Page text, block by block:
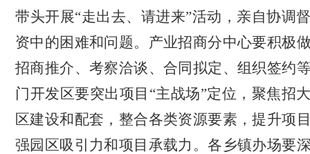
带头开展“走出去、请进来”活动，亲自协调
资中的困难和问题。产业招商分中心要积极
招商推介、考察洽谈、合同拟定、组织签约
门开发区要突出项目“主战场”定位，聚焦招
区建设和配套，整合各类资源要素，提升项
强园区吸引力和项目承载力。各乡镇办场要